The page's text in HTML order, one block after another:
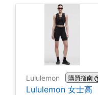
Lululemon 購買指南
Lululemon 女士高